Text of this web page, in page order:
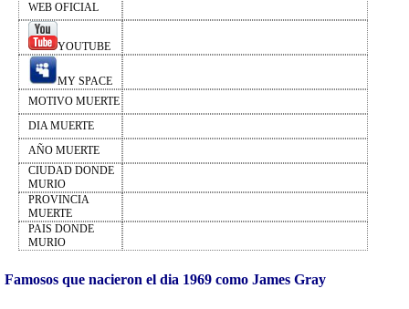
WEB OFICIAL
YOUTUBE
MY SPACE
MOTIVO MUERTE
DIA MUERTE
AÑO MUERTE
CIUDAD DONDE
MURIO
PROVINCIA
MUERTE
PAIS DONDE
MURIO
Famosos que nacieron el dia 1969 como James Gray